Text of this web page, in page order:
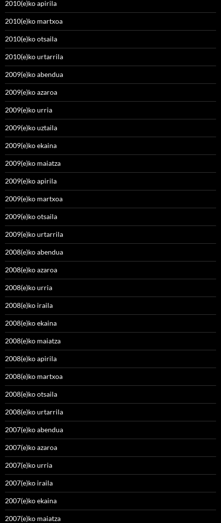
2010(e)ko apirila
2010(e)ko martxoa
2010(e)ko otsaila
2010(e)ko urtarrila
2009(e)ko abendua
2009(e)ko azaroa
2009(e)ko urria
2009(e)ko uztaila
2009(e)ko ekaina
2009(e)ko maiatza
2009(e)ko apirila
2009(e)ko martxoa
2009(e)ko otsaila
2009(e)ko urtarrila
2008(e)ko abendua
2008(e)ko azaroa
2008(e)ko urria
2008(e)ko iraila
2008(e)ko ekaina
2008(e)ko maiatza
2008(e)ko apirila
2008(e)ko martxoa
2008(e)ko otsaila
2008(e)ko urtarrila
2007(e)ko abendua
2007(e)ko azaroa
2007(e)ko urria
2007(e)ko iraila
2007(e)ko ekaina
2007(e)ko maiatza